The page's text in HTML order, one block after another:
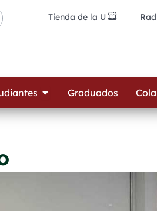
Tienda de la U
AcadémicaOpen Estudiantes
Graduados